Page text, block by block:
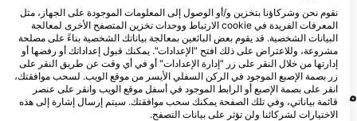
J
F
M
A
M
J
J
A
S
O
N
D
مراكز الغوص التي تلبي موقع الغوص هذا
نقوم نحن وشركاؤنا بتخزين و/أو الوصول إلى المعلومات الموجودة على الجهاز، مثل
المعرفات الفريدة في cookie الارتباط ووحدات تخزين المتصفح الأخرى لمعالجة
البيانات الشخصية. قد يقوم بعض البائعين بمعالجة بياناتك الشخصية بناءً على مصلحة
مشروعة، وللاعتراض على ذلك افتح "الإعدادات". يمكنك قبول إعداداتك أو رفضها أو
إدارتها من خلال النقر على زر "إدارة الإعدادات" أو في أي وقت عن طريق النقر على
زر بصمة الإصبع الموجود في الركن السفلي الأيسر من موقع الويب. لسحب موافقتك،
انقر على بصمة الإصبع أو الرابط الموجود في أسفل موقع الويب وانقر على عنصر
قائمة بياناتي، وفي تلك الصفحة يمكنك سحب موافقتك. سيتم إرسال إشارة إلى هذه
الاختيارات لشركائنا ولن تؤثر على بيانات التصفح.